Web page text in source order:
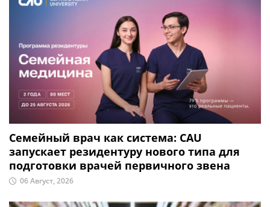
Семейный врач как система: CAU
запускает резидентуру нового типа для
подготовки врачей первичного звена
06 Август, 2026